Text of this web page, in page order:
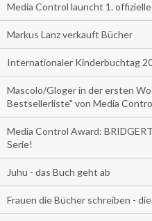
Media Control launcht 1.
Markus Lanz verkauft Bücher
Internationaler Kinderbuchtag
Mascolo/Gloger in der ersten
Bestsellerliste" von Media
Media Control Award:
Serie!
Juhu - das Buch geht ab
Frauen die Bücher schreiben -